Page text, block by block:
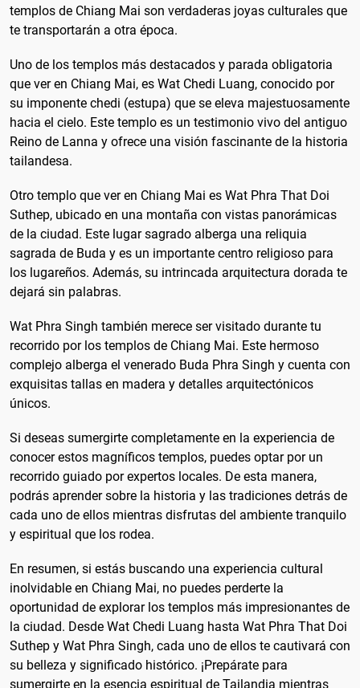
templos de Chiang Mai son verdaderas joyas culturales que
te transportarán a otra época.
Uno de los templos más destacados y parada obligatoria
que ver en Chiang Mai, es Wat Chedi Luang, conocido por
su imponente chedi (estupa) que se eleva majestuosamente
hacia el cielo. Este templo es un testimonio vivo del antiguo
Reino de Lanna y ofrece una visión fascinante de la historia
tailandesa.
Otro templo que ver en Chiang Mai es Wat Phra That Doi
Suthep, ubicado en una montaña con vistas panorámicas
de la ciudad. Este lugar sagrado alberga una reliquia
sagrada de Buda y es un importante centro religioso para
los lugareños. Además, su intrincada arquitectura dorada te
dejará sin palabras.
Wat Phra Singh también merece ser visitado durante tu
recorrido por los templos de Chiang Mai. Este hermoso
complejo alberga el venerado Buda Phra Singh y cuenta con
exquisitas tallas en madera y detalles arquitectónicos
únicos.
Si deseas sumergirte completamente en la experiencia de
conocer estos magníficos templos, puedes optar por un
recorrido guiado por expertos locales. De esta manera,
podrás aprender sobre la historia y las tradiciones detrás de
cada uno de ellos mientras disfrutas del ambiente tranquilo
y espiritual que los rodea.
En resumen, si estás buscando una experiencia cultural
inolvidable en Chiang Mai, no puedes perderte la
oportunidad de explorar los templos más impresionantes de
la ciudad. Desde Wat Chedi Luang hasta Wat Phra That Doi
Suthep y Wat Phra Singh, cada uno de ellos te cautivará con
su belleza y significado histórico. ¡Prepárate para
sumergirte en la esencia espiritual de Tailandia mientras